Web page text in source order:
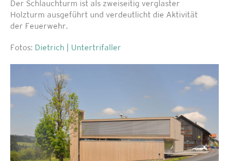
Der Schlauchturm ist als zweiseitig verglaster
Holzturm ausgeführt und verdeutlicht die Aktivität
der Feuerwehr.
Fotos: Dietrich | Untertrifaller